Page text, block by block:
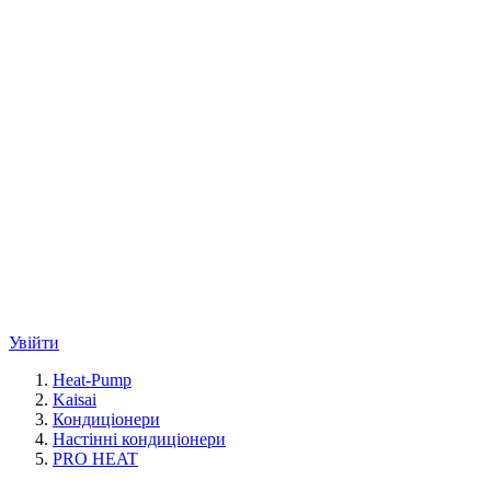
Увійти
Heat-Pump
Kaisai
Кондиціонери
Настінні кондиціонери
PRO HEAT